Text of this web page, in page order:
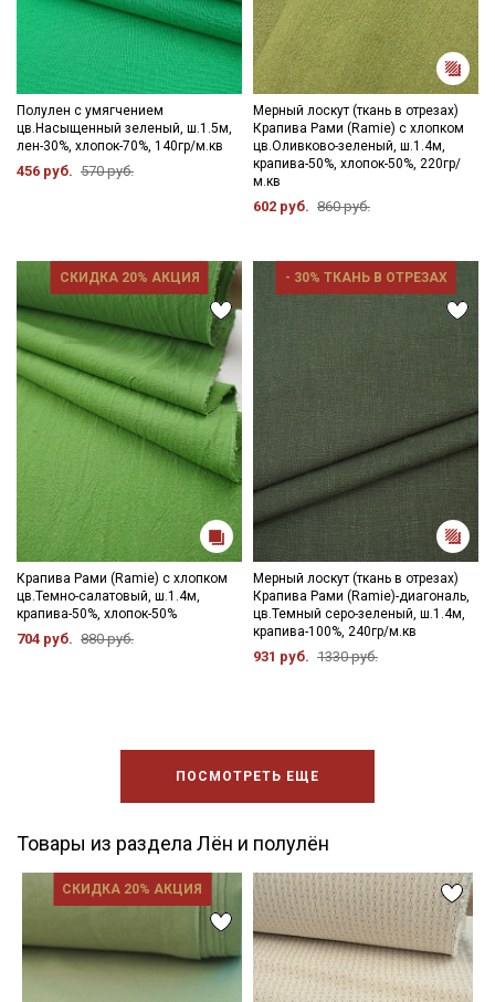
Полулен с умягчением
цв.Насыщенный зеленый, ш.1.5м,
лен-30%, хлопок-70%, 140гр/м.кв
456 руб. 570 руб.
Мерный лоскут (ткань в отрезах)
Крапива Рами (Ramie) с хлопком
цв.Оливково-зеленый, ш.1.4м,
крапива-50%, хлопок-50%, 220гр/
м.кв
602 руб. 860 руб.
СКИДКА 20% АКЦИЯ
Крапива Рами (Ramie) с хлопком
цв.Темно-салатовый, ш.1.4м,
крапива-50%, хлопок-50%
704 руб. 880 руб.
- 30% ТКАНЬ В ОТРЕЗАХ
Мерный лоскут (ткань в отрезах)
Крапива Рами (Ramie)-диагональ,
цв.Темный серо-зеленый, ш.1.4м,
крапива-100%, 240гр/м.кв
931 руб. 1330 руб.
ПОСМОТРЕТЬ ЕЩЕ
Товары из раздела Лён и полулён
СКИДКА 20% АКЦИЯ